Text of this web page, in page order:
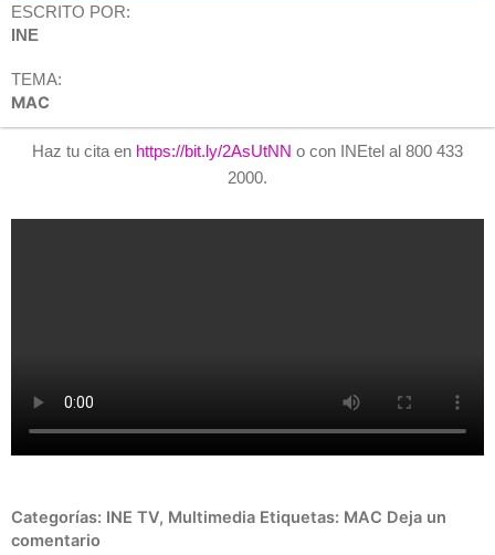
ESCRITO POR:
INE
TEMA:
MAC
Haz tu cita en https://bit.ly/2AsUtNN o con INEtel al 800 433
2000.
Categorías: INE TV, Multimedia Etiquetas: MAC Deja un
comentario